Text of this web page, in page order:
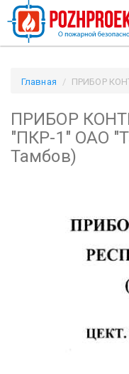
Главная
ПРИБОР
ПРИБОР
"ПКР-1" ОАО
Тамбов)